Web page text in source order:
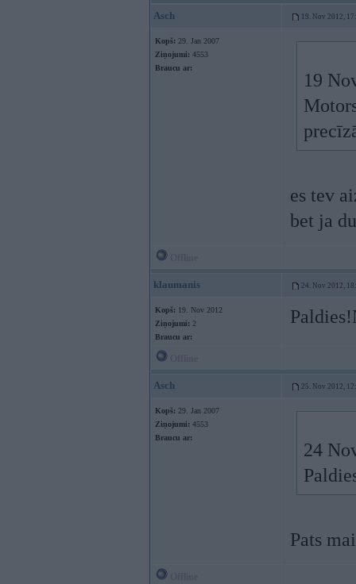
Asch 19. Nov 2012,
Kopš: 29. Jan 2007
Ziņojumi: 4553
Braucu ar:
19
es tev
bet ja
klaumanis 24. Nov 2012,
Kopš: 19. Nov 2012
Ziņojumi: 2
Braucu ar:
Asch 25. Nov 2012,
Kopš: 29. Jan 2007
Ziņojumi: 4553
Braucu ar:
24
Pats